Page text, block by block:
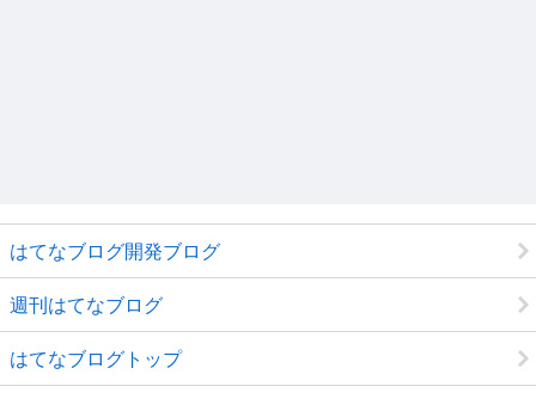
はてなブログ開発ブログ
週刊はてなブログ
はてなブログトップ